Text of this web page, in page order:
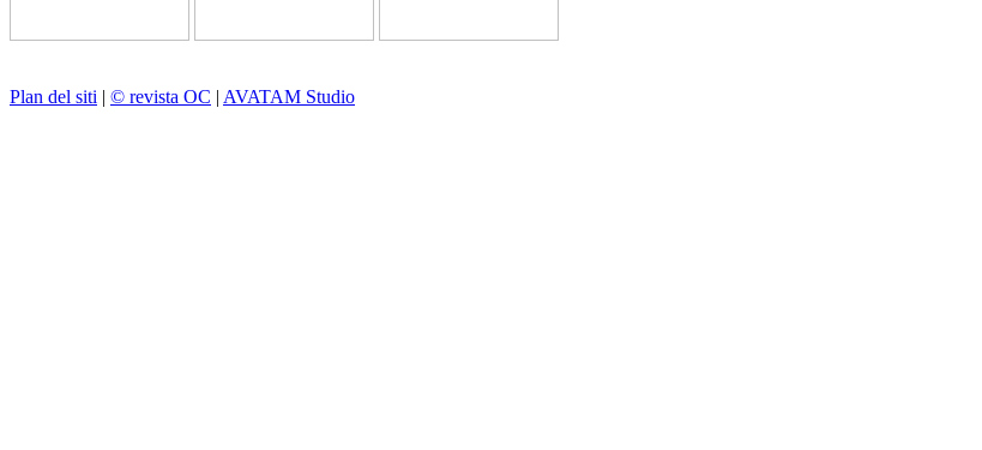
Plan del siti | © revista OC | AVATAM Studio